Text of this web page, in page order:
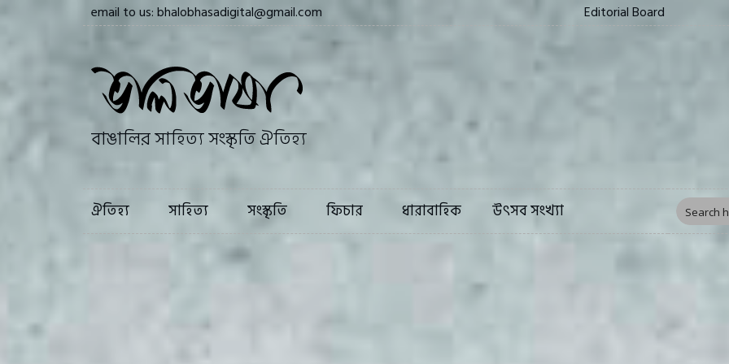
ঐতিহ্য সাহিত্য সংস্কৃতি ধারাবাহিক উৎসব
email to us: bhalobhasadigital@gmail.com Editorial Board
বাঙালির সাহিত্য সংস্কৃতি ঐতিহ্য
ঐতিহ্য সাহিত্য সংস্কৃতি ফিচার ধারাবাহিক উৎসব সংখ্যা